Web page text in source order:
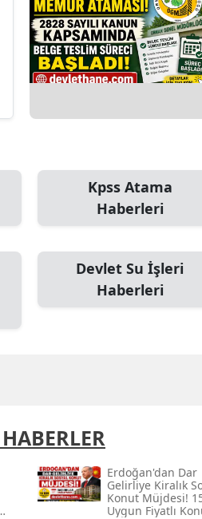
Kpss Atama
Haberleri
Devlet Su İşleri
Haberleri
Erdoğan'dan Dar
Gelirliye Kiralık
Konut Müjdesi!
Uygun Fiyatlı